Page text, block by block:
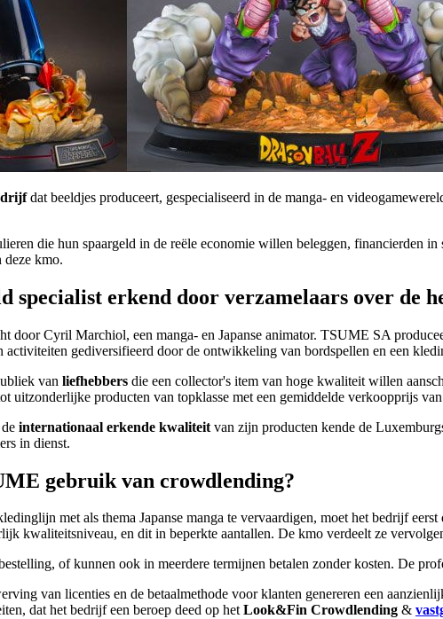
dat beeldjes produceert, gespecialiseerd in de manga- en
die hun spaargeld in de reële economie willen beleggen, financierden
kmo.
specialist erkend door verzamelaars over de
Cyril Marchiol, een manga- en Japanse animator. TSUME SA
gediversifieerd door de ontwikkeling van bordspellen en een
van liefhebbers die een collector's item van hoge kwaliteit willen
uitzonderlijke producten van topklasse met een gemiddelde verkoopprijs
internationaal erkende kwaliteit van zijn producten kende de
in dienst.
gebruik van crowdlending?
met als thema Japanse manga te vervaardigen, moet het bedrijf
kwaliteitsniveau, en dit in beperkte aantallen. De kmo verdeelt ze
of kunnen ook in meerdere termijnen betalen zonder kosten. De
van licenties en de betaalmethode voor klanten genereren een
dat het bedrijf een beroep deed op hetLook&Fin Crowdlending &